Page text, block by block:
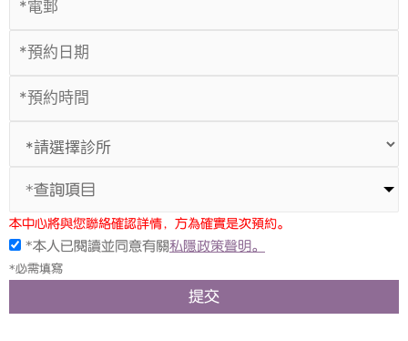
*查詢項目
本中心將與您聯絡確認詳情，方為確實是次預約。
*本人已閱讀並同意有關私隱政策聲明。
*必需填寫
提交